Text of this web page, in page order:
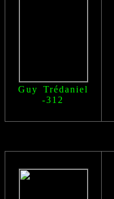
Guy Trédaniel
-312